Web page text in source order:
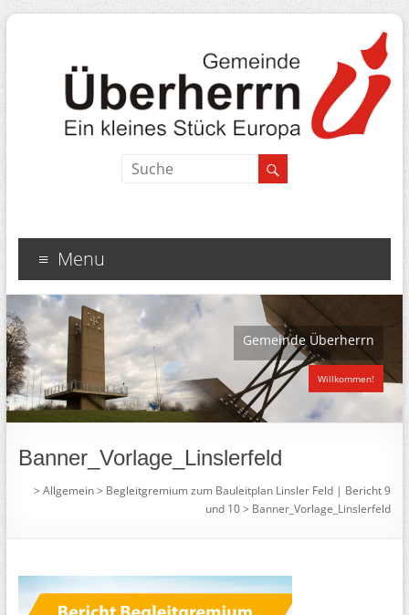
Menu
Gemeinde Überherrn
Willkommen!
Banner_Vorlage_Linslerfeld
>Allgemein> Begleitgremium zum Bauleitplan Linsler Feld | Bericht 9
und 10> Banner_Vorlage_Linslerfeld